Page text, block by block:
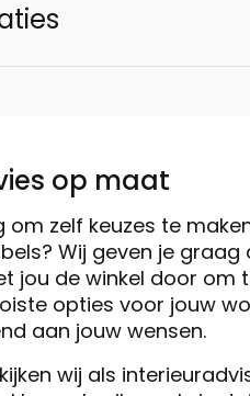
op maat
om zelf keuzes te
Wij geven je graag
jou de winkel door om
opties voor jouw
aan jouw wensen.
wij als